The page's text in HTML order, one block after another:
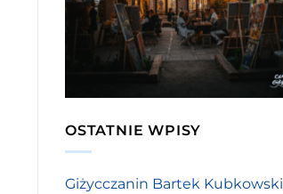
OSTATNIE WPISY
Giżycczanin Bartek Kubkowski